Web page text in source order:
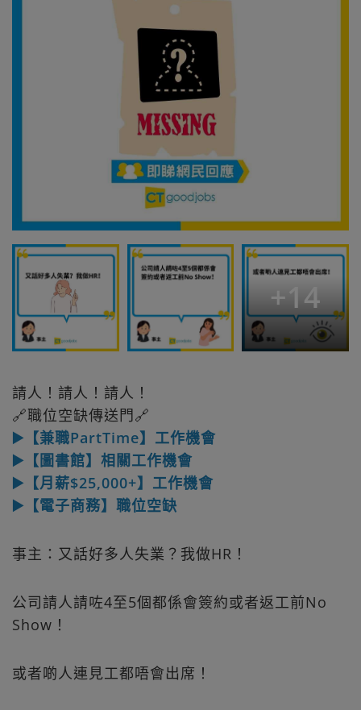
+14
請人！請人！請人！
🔗職位空缺傳送門🔗
▶️【兼職PartTime】工作機會
▶️【圖書館】相關工作機會
▶️【月薪$25,000+】工作機會
▶️【電子商務】職位空缺
事主：又話好多人失業？我做HR！
公司請人請咗4至5個都係會簽約或者返工前No
Show！
或者啲人連見工都唔會出席！